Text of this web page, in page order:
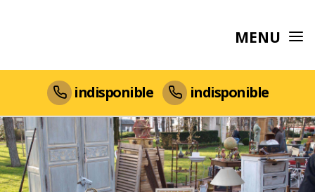
MENU
indisponible indisponible